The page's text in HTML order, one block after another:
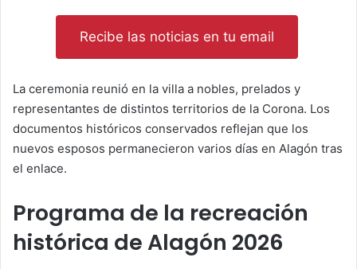
Recibe las noticias en tu email
La ceremonia reunió en la villa a nobles, prelados y
representantes de distintos territorios de la Corona. Los
documentos históricos conservados reflejan que los
nuevos esposos permanecieron varios días en Alagón tras
el enlace.
Programa de la recreación
histórica de Alagón 2026